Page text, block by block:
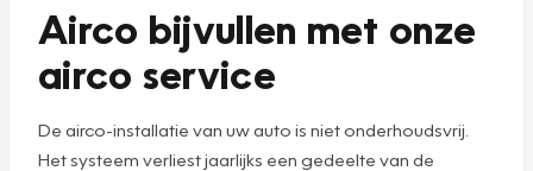
Airco bijvullen met onze
airco service
De airco-installatie van uw auto is niet onderhoudsvrij.
Het systeem verliest jaarlijks een gedeelte van de